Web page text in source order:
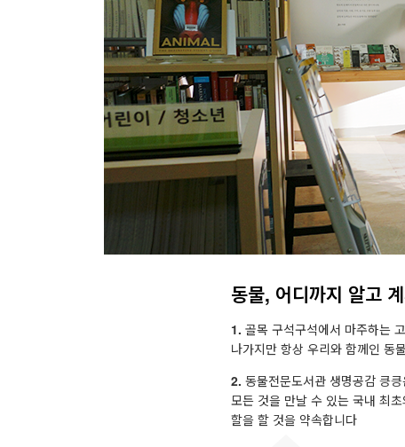
동물, 어디까지 알고
1. 골목 구석구석에서 마주하는
나가지만 항상 우리와 함께인 동
2. 동물전문도서관 생명공감 킁
모든 것을 만날 수 있는 국내 최
할을 할 것을 약속합니다